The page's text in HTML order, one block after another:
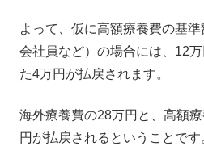
よって、仮に高額療養費の基
会社員など）の場合には、12
た4万円が払戻されます。
海外療養費の28万円と、高額
円が払戻されるということです